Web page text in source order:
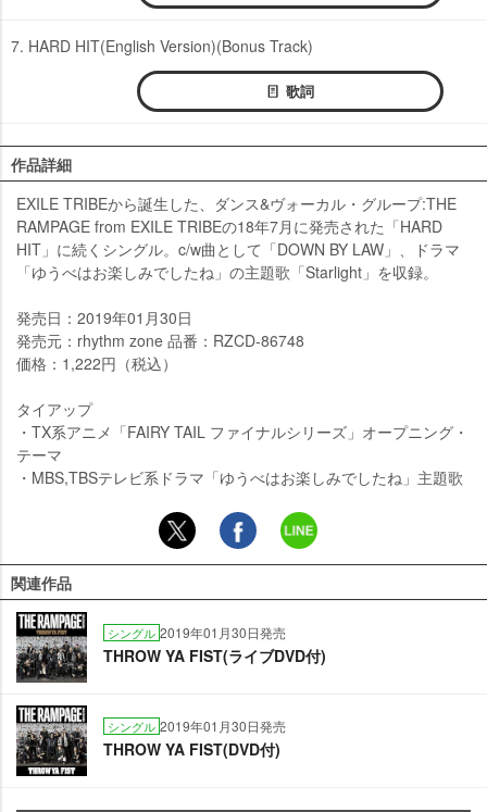
7. HARD HIT(English Version)(Bonus Track)
歌詞
作品詳細
EXILE TRIBEから誕生した、ダンス&ヴォーカル・グループ:THE
RAMPAGE from EXILE TRIBEの18年7月に発売された「HARD
HIT」に続くシングル。c/w曲として「DOWN BY LAW」、ドラマ
「ゆうべはお楽しみでしたね」の主題歌「Starlight」を収録。
発売日：2019年01月30日
発売元：rhythm zone 品番：RZCD-86748
価格：1,222円（税込）
タイアップ
・TX系アニメ「FAIRY TAIL ファイナルシリーズ」オープニング・
テーマ
・MBS,TBSテレビ系ドラマ「ゆうべはお楽しみでしたね」主題歌
関連作品
シングル 2019年01月30日発売
THROW YA FIST(ライブDVD付)
シングル 2019年01月30日発売
THROW YA FIST(DVD付)